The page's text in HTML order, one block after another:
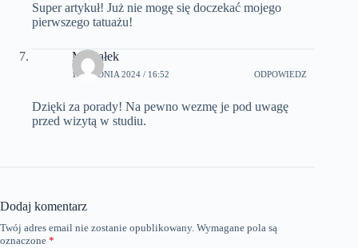
Super artykuł! Już nie mogę się doczekać mojego
pierwszego tatuażu!
Michałek
1 GRUDNIA 2024 / 16:52 ODPOWIEDZ
Dzięki za porady! Na pewno wezmę je pod uwagę
przed wizytą w studiu.
Dodaj komentarz
Twój adres email nie zostanie opublikowany. Wymagane pola są
oznaczone *